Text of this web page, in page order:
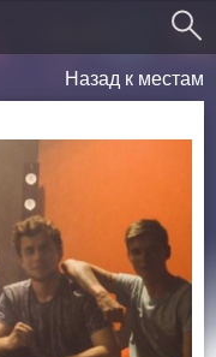
Назад к местам